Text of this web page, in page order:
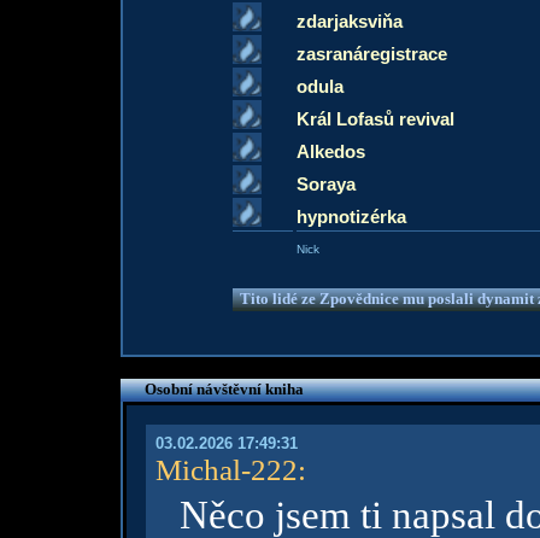
zdarjaksviňa
zasranáregistrace
odula
Král Lofasů revival
Alkedos
Soraya
hypnotizérka
Nick
Tito lidé ze Zpovědnice mu poslali dynamit
Osobní návštěvní kniha
03.02.2026 17:49:31
Michal-222:
Něco jsem ti napsal